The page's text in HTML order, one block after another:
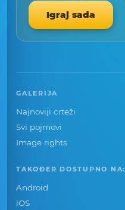
Igraj sada
GALERIJA
Najnoviji crteži
Svi pojmovi
Image rights
TAKOĐER DOSTUPNO NA:
Android
iOS